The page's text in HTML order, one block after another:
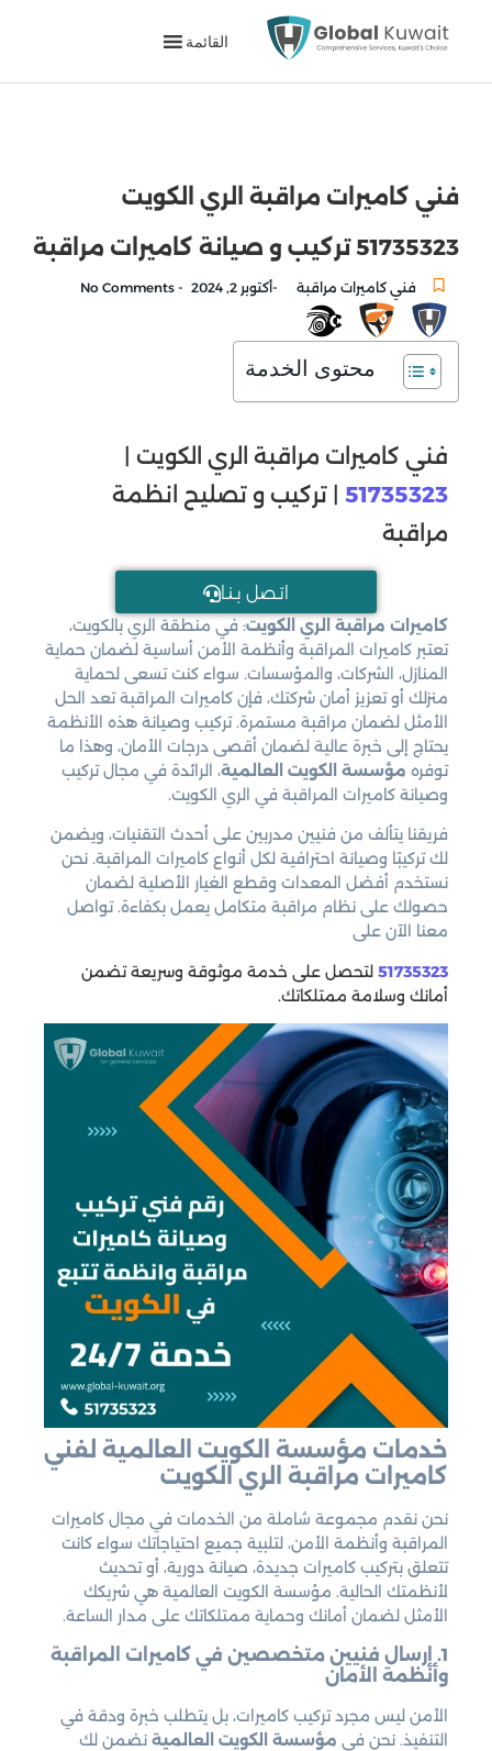
القائمة
فني كاميرات مراقبة الري الكويت
51735323 تركيب و صيانة كاميرات مراقبة
فني كاميرات مراقبة -أكتوبر 2, 2024 -
محتوى الخدمة
فني كاميرات مراقبة الري الكويت |
51735323
| تركيب و تصليح انظمة
مراقبة
اتـصل بـنـا
كاميرات مراقبة الري الكويت: في منطقة الري بالكويت،
تعتبر كاميرات المراقبة وأنظمة الأمن أساسية لضمان حماية
المنازل، الشركات، والمؤسسات. سواء كنت تسعى لحماية
منزلك أو تعزيز أمان شركتك، فإن كاميرات المراقبة تعد الحل
الأمثل لضمان مراقبة مستمرة. تركيب وصيانة هذه الأنظمة
يحتاج إلى خبرة عالية لضمان أقصى درجات الأمان، وهذا ما
توفره مؤسسة الكويت العالمية، الرائدة في مجال تركيب
وصيانة كاميرات المراقبة في الري الكويت.
فريقنا يتألف من فنيين مدربين على أحدث التقنيات، ويضمن
لك تركيبًا وصيانة احترافية لكل أنواع كاميرات المراقبة. نحن
نستخدم أفضل المعدات وقطع الغيار الأصلية لضمان
حصولك على نظام مراقبة متكامل يعمل بكفاءة. تواصل
معنا الآن على
51735323 لتحصل على خدمة موثوقة وسريعة تضمن
أمانك وسلامة ممتلكاتك.
خدمات مؤسسة الكويت العالمية لفني
كاميرات مراقبة الري الكويت
نحن نقدم مجموعة شاملة من الخدمات في مجال كاميرات
المراقبة وأنظمة الأمن، لتلبية جميع احتياجاتك سواء كانت
تتعلق بتركيب كاميرات جديدة، صيانة دورية، أو تحديث
لأنظمتك الحالية. مؤسسة الكويت العالمية هي شريكك
الأمثل لضمان أمانك وحماية ممتلكاتك على مدار الساعة.
1. إرسال فنيين متخصصين في كاميرات المراقبة
وأنظمة الأمان
الأمن ليس مجرد تركيب كاميرات، بل يتطلب خبرة ودقة في
التنفيذ. نحن في مؤسسة الكويت العالمية نضمن لك